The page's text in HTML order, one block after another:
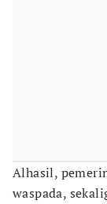
Alhasil,
waspada,